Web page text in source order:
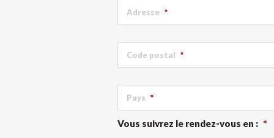
Adresse *
Code postal *
Pays *
Vous suivrez le rendez-vous en : *